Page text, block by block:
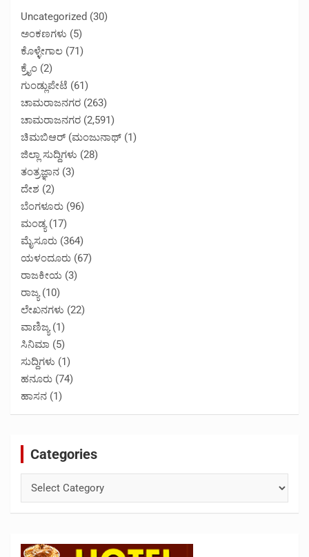
Uncategorized (30)
ಅಂಕಣಗಳು (5)
ಕೊಳ್ಳೇಗಾಲ (71)
ಕ್ರೈಂ (2)
ಗುಂಡ್ಲುಪೇಟೆ (61)
ಚಾಮರಾಜನಗರ (263)
ಚಾಮರಾಜನಗರ (2,591)
ಚಿಮಬಿಆರ್ (ಮಂಜುನಾಥ್ (1)
ಜಿಲ್ಲಾ ಸುದ್ದಿಗಳು (28)
ತಂತ್ರಜ್ಞಾನ (3)
ದೇಶ (2)
ಬೆಂಗಳೂರು (96)
ಮಂಡ್ಯ(17)
ಮೈಸೂರು (364)
ಯಳಂದೂರು (67)
ರಾಜಕೀಯ (3)
ರಾಜ್ಯ(10)
ಲೇಖನಗಳು (22)
ವಾಣಿಜ್ಯ(1)
ಸಿನಿಮಾ (5)
ಸುದ್ದಿಗಳು (1)
ಹನೂರು (74)
ಹಾಸನ (1)
Categories